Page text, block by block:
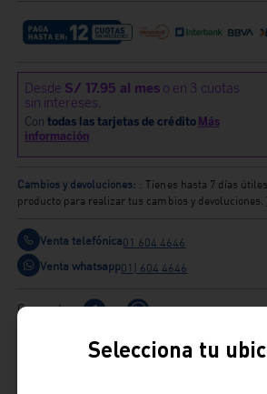
Cambios y devoluciones: : Tienes hasta 7 días
producto para realizar tus cambios y devoluciones.
Venta telefónica01 604 4646
Venta whatsapp01) 604 4646
Comparte
Ficha Técnica
Selecciona tu